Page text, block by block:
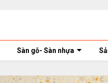
Sàn gỗ- Sàn nhựa